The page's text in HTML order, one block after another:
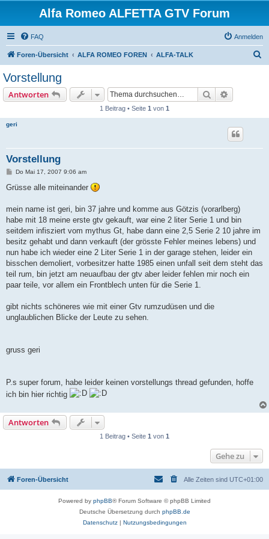
Alfa Romeo ALFETTA GTV Forum
FAQ Anmelden
Foren-Übersicht ALFA ROMEO FOREN ALFA-TALK
Vorstellung
Antworten Suche
1 Beitrag • Seite 1 von 1
geri
Vorstellung
B
i
a
Do Mai 17, 2007 9:06 am
Grüsse alle miteinander
mein name ist geri, bin 37 jahre und komme aus Götzis (vorarlberg)
habe mit 18 meine erste gtv gekauft, war eine 2 liter Serie 1 und bin
seitdem infisziert vom mythus Gt, habe dann eine 2,5 Serie 2 10 jahre im
besitz gehabt und dann verkauft (der grösste Fehler meines lebens) und
nun habe ich wieder eine 2 Liter Serie 1 in der garage stehen, leider ein
bisschen demoliert, vorbesitzer hatte 1985 einen unfall seit dem steht das
teil rum, bin jetzt am neuaufbau der gtv aber leider fehlen mir noch ein
paar teile, vor allem ein Frontblech unten für die Serie 1.
gibt nichts schöneres wie mit einer Gtv rumzudüsen und die
unglaublichen Blicke der Leute zu sehen.
gruss geri
P.s super forum, habe leider keinen vorstellungs thread gefunden, hoffe
ich bin hier richtig
Antworten
1 Beitrag • Seite 1 von 1
Gehe zu
Foren-Übersicht Alle Zeiten sind UTC+01:00
Powered by phpBB® Forum Software © phpBB Limited
Deutsche Übersetzung durch phpBB.de
Datenschutz| Nutzungsbedingungen